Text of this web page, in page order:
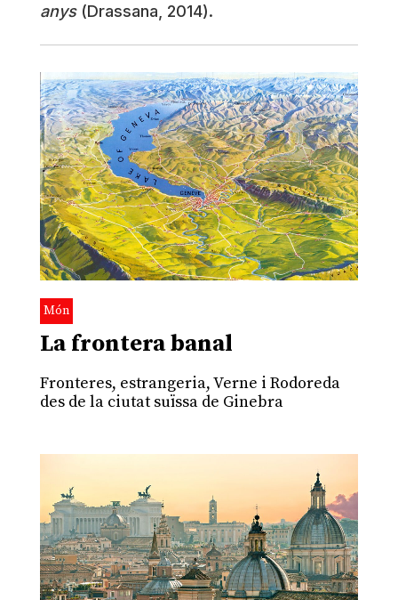
anys(Drassana, 2014).
Món
La frontera banal
Fronteres, estrangeria, Verne i Rodoreda
des de la ciutat suïssa de Ginebra